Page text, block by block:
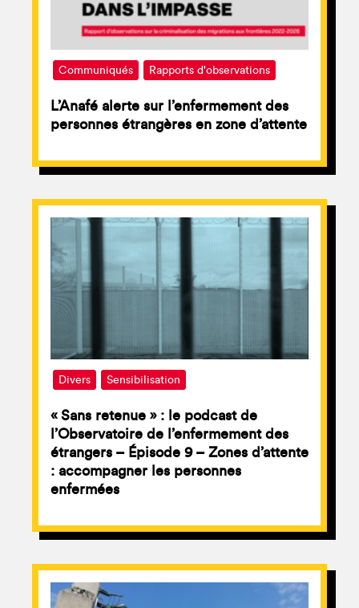
Communiqués Rapports d'observations
L’Anafé alerte sur l’enfermement des
personnes étrangères en zone d’attente
Divers Sensibilisation
« Sans retenue » : le podcast de
l’Observatoire de l’enfermement des
étrangers – Épisode 9 – Zones d’attente
: accompagner les personnes
enfermées